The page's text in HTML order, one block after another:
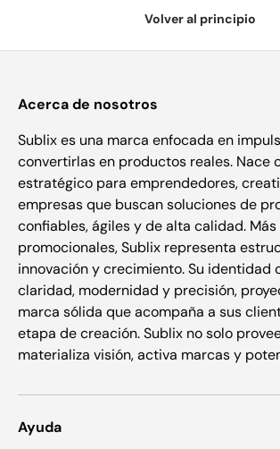
Volver al principio
Acerca de nosotros
Sublix es una marca enfocada en
convertirlas en productos reales. Nace
estratégico para emprendedores,
empresas que buscan soluciones de
confiables, ágiles y de alta calidad.
promocionales, Sublix representa
innovación y crecimiento. Su identidad
claridad, modernidad y precisión,
marca sólida que acompaña a sus
etapa de creación. Sublix no solo
materializa visión, activa marcas y
Ayuda